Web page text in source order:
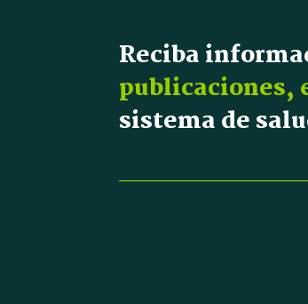
Reciba
publicaciones,
sistema de